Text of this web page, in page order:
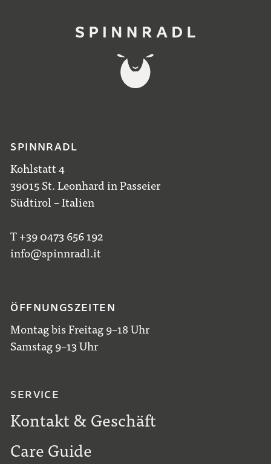
SPINNRADL
Kohlstatt 4
39015 St. Leonhard in Passeier
Südtirol – Italien
T +39 0473 656 192
info@spinnradl.it
ÖFFNUNGSZEITEN
Montag bis Freitag 9–18 Uhr
Samstag 9–13 Uhr
SERVICE
Kontakt & Geschäft
Care Guide